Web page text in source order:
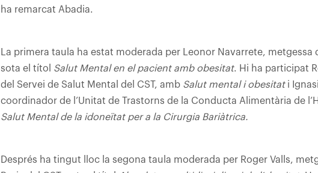
ha remarcat Abadia.
La primera taula ha estat moderada per Leonor Navarrete, metgessa
sota el títol Salut Mental en el pacient amb obesitat. Hi ha participat
del Servei de Salut Mental del CST, amb Salut mental i obesitati
coordinador de l’Unitat de Trastorns de la Conducta Alimentària de
Salut Mental de la idoneïtat per a la Cirurgia Bariàtrica.
Després ha tingut lloc la segona taula moderada per Roger Valls,